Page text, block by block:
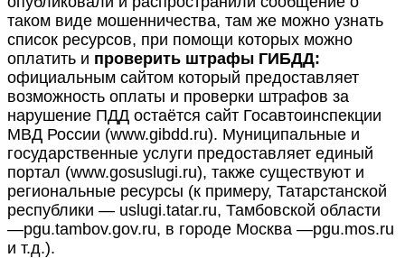
таком виде мошенничества, там же можно узнать
список ресурсов, при помощи которых можно
оплатить и проверить штрафы ГИБДД:
официальным сайтом который предоставляет
возможность оплаты и проверки штрафов за
нарушение ПДД остаётся сайт Госавтоинспекции
МВД России (www.gibdd.ru). Муниципальные и
государственные услуги предоставляет единый
портал (www.gosuslugi.ru), также существуют и
региональные ресурсы (к примеру, Татарстанской
республики — uslugi.tatar.ru, Тамбовской области
—pgu.tambov.gov.ru, в городе Москва —pgu.mos.ru
и т.д.).